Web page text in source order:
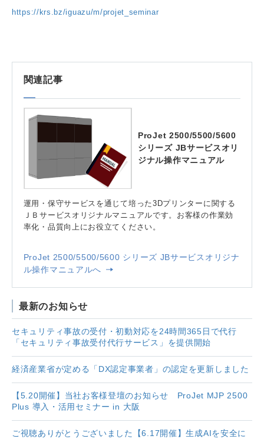
https://krs.bz/iguazu/m/projet_seminar
関連記事
ProJet 2500/5500/5600
シリーズ JBサービスオリ
ジナル操作マニュアル
運用・保守サービスを通じて培った3Dプリンターに関する
ＪＢサービスオリジナルマニュアルです。お客様の作業効
率化・品質向上にお役立てください。
ProJet 2500/5500/5600 シリーズ JBサービスオリジナ
ル操作マニュアルへ
最新のお知らせ
セキュリティ事故の受付・初動対応を24時間365日で代行
「セキュリティ事故受付代行サービス」を提供開始
経済産業省が定める「DX認定事業者」の認定を更新しました
【5.20開催】当社お客様登壇のお知らせ ProJet MJP 2500
Plus 導入・活用セミナー in 大阪
ご視聴ありがとうございました【6.17開催】生成AIを安全に